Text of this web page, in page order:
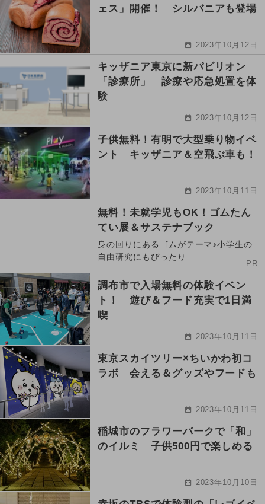
ェス」開催！ シルバニアも登場
2023年10月12日
キッザニア東京に新パビリオン
「診療所」 診療や応急処置を体
験
2023年10月12日
子供無料！有明で大型乗り物イベ
ント キッザニア＆空飛ぶ車も！
2023年10月11日
無料！未就学児もOK！ゴムたん
てい展＆サステナブック
身の回りにあるゴムがテーマ♪小学生の
自由研究にもぴったり
PR
調布市で入場無料の体験イベン
ト！ 遊び＆フード充実で1日満
喫
2023年10月11日
東京スカイツリー×ちいかわ初コ
ラボ 会える＆グッズやフードも
2023年10月11日
稲城市のフラワーパークで「和」
のイルミ 子供500円で楽しめる
2023年10月10日